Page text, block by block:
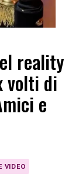
reality
volti di
e
VIDEO